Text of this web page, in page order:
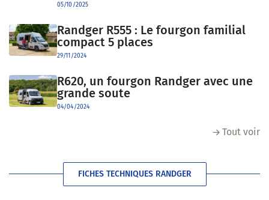
05/10/2025
Randger R555 : Le fourgon familial
compact 5 places
29/11/2024
R620, un fourgon Randger avec une
grande soute
04/04/2024
Tout voir
FICHES TECHNIQUES RANDGER